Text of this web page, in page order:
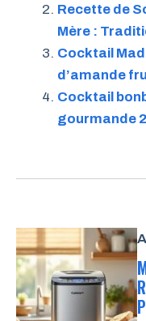
Recette de
Mère :
Cocktail
d’amande
Cocktail
gourmande